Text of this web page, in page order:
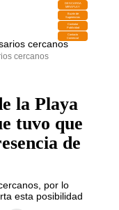
DESCARGA
MIRAPLAY
Buzón de
Sugerencias
Contratar
Publicidad
Contacto
Comercial
cercanos
la Playa
tuvo que
de
por lo
esta posibilidad